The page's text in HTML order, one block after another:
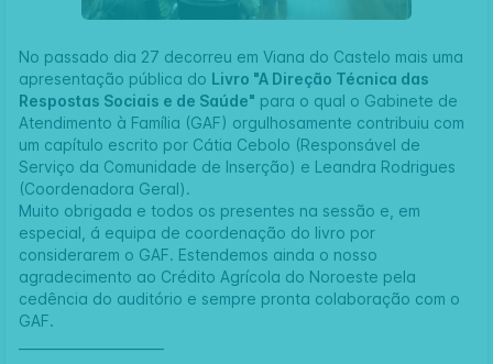
No passado dia 27 decorreu em Viana do Castelo mais uma
apresentação pública do Livro "A Direção Técnica das
Respostas Sociais e de Saúde" para o qual o Gabinete de
Atendimento à Família (GAF) orgulhosamente contribuiu com
um capítulo escrito por Cátia Cebolo (Responsável de
Serviço da Comunidade de Inserção) e Leandra Rodrigues
(Coordenadora Geral).
Muito obrigada e todos os presentes na sessão e, em
especial, á equipa de coordenação do livro por
considerarem o GAF. Estendemos ainda o nosso
agradecimento ao Crédito Agrícola do Noroeste pela
cedência do auditório e sempre pronta colaboração com o
GAF.